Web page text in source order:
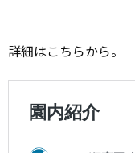
詳細はこちらから。